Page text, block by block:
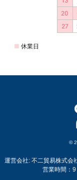
©
運営会社: 不二貿易株式
営業時間：